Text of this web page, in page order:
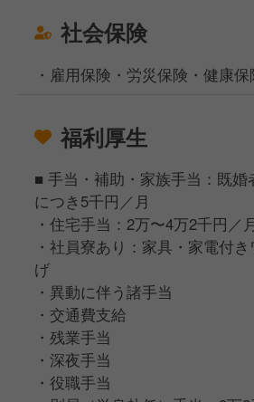
社会保険
・雇用保険・労災保険・健康
福利厚生
■ 手当・補助・家族手当：既婚
につき5千円／月
・住宅手当：2万〜4万2千円／月
・社員寮あり：家具・家電付
げ
・異動に伴う諸手当
・交通費支給
・残業手当
・深夜手当
・役職手当